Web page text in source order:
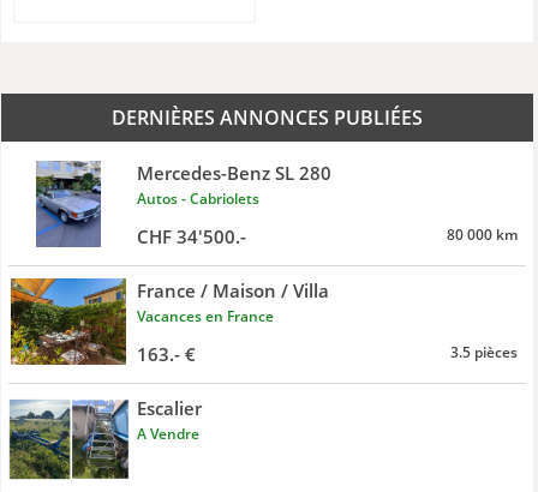
DERNIÈRES ANNONCES PUBLIÉES
Mercedes-Benz SL 280
Autos - Cabriolets
CHF 34'500.- 80 000 km
France / Maison / Villa
Vacances en France
163.- € 3.5 pièces
Escalier
A Vendre